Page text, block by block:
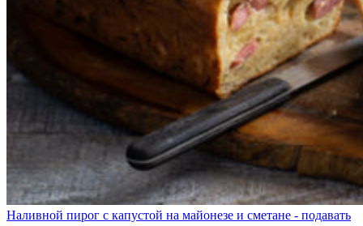
Наливной пирог с капустой на майонезе и сметане - подавать